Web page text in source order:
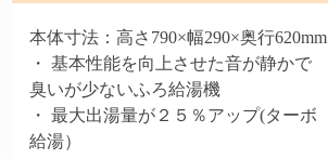
本体寸法：高さ790×幅290×奥行620mm
・ 基本性能を向上させた音が静かで
臭いが少ないふろ給湯機
・ 最大出湯量が２５％アップ(ターボ
給湯）